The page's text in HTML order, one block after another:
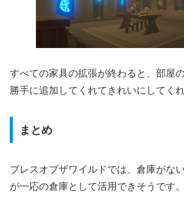
すべての家具の拡張が終わると、部屋
勝手に追加してくれてきれいにしてくれ
まとめ
ブレスオブザワイルドでは、倉庫がな
が一応の倉庫として活用できそうです